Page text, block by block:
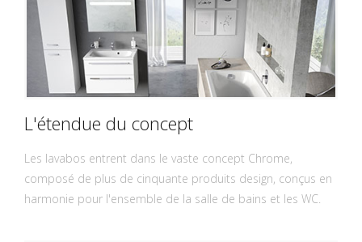
L'étendue du concept
Les lavabos entrent dans le vaste concept Chrome,
composé de plus de cinquante produits design, conçus en
harmonie pour l'ensemble de la salle de bains et les WC.